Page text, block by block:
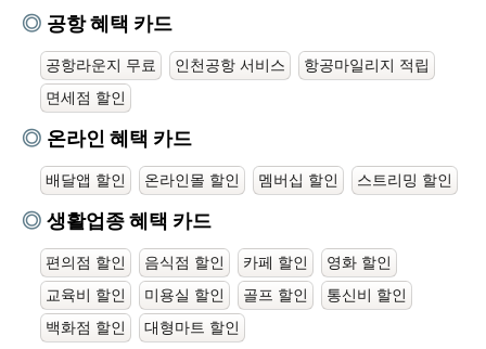
공항 혜택 카드
공항라운지 무료 인천공항 서비스
항공마일리지 적립
면세점 할인
온라인 혜택 카드
배달앱 할인 온라인몰 할인 멤버십 할인 스트리밍 할인
생활업종 혜택 카드
편의점 할인 음식점 할인 카페 할인
영화 할인
교육비 할인
미용실 할인 골프 할인
통신비 할인
백화점 할인
대형마트 할인